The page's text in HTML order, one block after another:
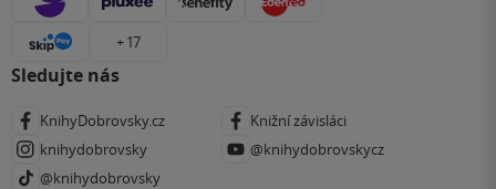
+ 17
Sledujte nás
KnihyDobrovsky.cz
Knižní závisláci
knihydobrovsky
@knihydobrovskycz
@knihydobrovsky